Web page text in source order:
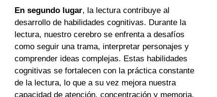
En segundo lugar, la lectura contribuye al
desarrollo de habilidades cognitivas. Durante la
lectura, nuestro cerebro se enfrenta a desafíos
como seguir una trama, interpretar personajes y
comprender ideas complejas. Estas habilidades
cognitivas se fortalecen con la práctica constante
de la lectura, lo que a su vez mejora nuestra
capacidad de atención, concentración y memoria.